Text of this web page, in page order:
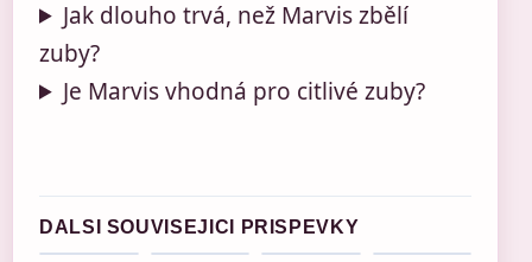
Jak dlouho trvá, než Marvis zbělí
zuby?
Je Marvis vhodná pro citlivé zuby?
DALSI SOUVISEJICI PRISPEVKY